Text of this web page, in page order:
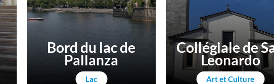
Lac
Bord du lac de
Pallanza
Art et Culture
Collégiale de
Leonardo